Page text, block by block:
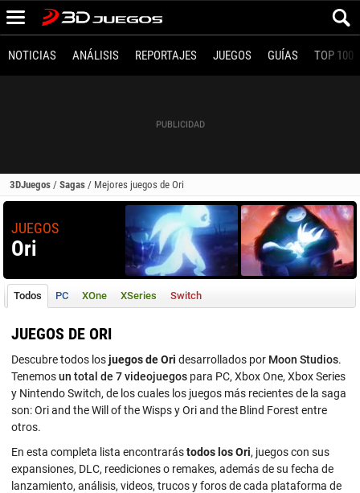
NOTICIAS ANÁLISIS REPORTAJES JUEGOS GUÍAS TOP 100
3DJuegos / Sagas / Mejores juegos de Ori
JUEGOS
Ori
Todos PC XOne XSeries Switch
JUEGOS DE ORI
Descubre todos losjuegos de Ori desarrollados por Moon Studios.
Tenemosun total de 7 videojuegos para PC, Xbox One, Xbox Series
y Nintendo Switch, de los cuales los juegos más recientes de la saga
son: Ori and the Will of the Wisps y Ori and the Blind Forest entre
otros.
En esta completa lista encontrarástodos los Ori, juegos con sus
expansiones, DLC, reediciones o remakes, además de su fecha de
lanzamiento, análisis, videos, trucos y foros de cada plataforma de